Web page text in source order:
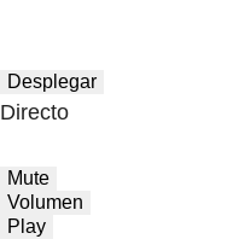
Desplegar
Directo
Mute
Volumen
Play